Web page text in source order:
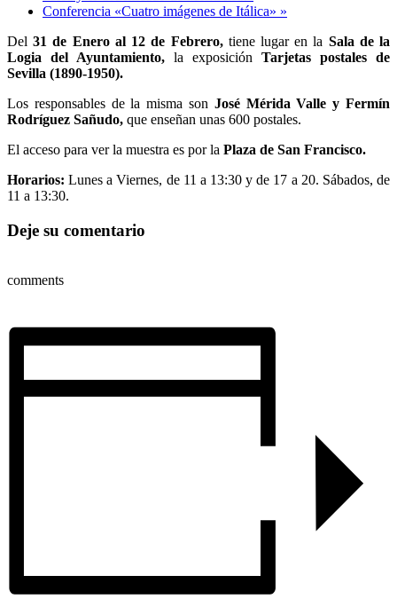
Conferencia «Cuatro imágenes de Itálica» »
Del31 de Enero al 12 de Febrero,tiene lugar en la Sala de la
Logia del Ayuntamiento, la exposición Tarjetas postales de
Sevilla (1890-1950).
Los responsables de la misma son José Mérida Valle y Fermín
Rodríguez Sañudo, que enseñan unas 600 postales.
El acceso para ver la muestra es por la Plaza de San Francisco.
Horarios: Lunes a Viernes, de 11 a 13:30 y de 17 a 20. Sábados, de
11 a 13:30.
Deje su comentario
comments